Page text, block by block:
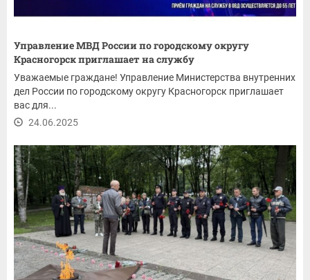
Управление МВД России по городскому округу
Красногорск приглашает на службу
Уважаемые граждане! Управление Министерства внутренних
дел России по городскому округу Красногорск приглашает
вас для...
24.06.2025